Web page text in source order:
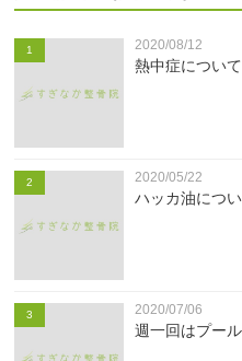
1 2020/08/12
熱中症につい
2 2020/05/22
ハッカ油につ
3 2020/07/06
週一回はプー